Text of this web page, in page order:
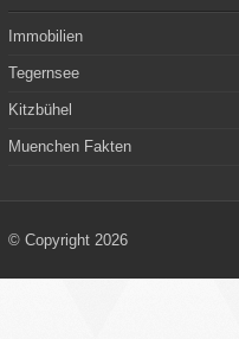
Immobilien
Tegernsee
Kitzbühel
Muenchen Fakten
© Copyright 2026